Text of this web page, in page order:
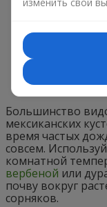
Большинство
мексиканских
время частых
совсем.
комнатной
вербеной или
почву вокруг
сорняков.